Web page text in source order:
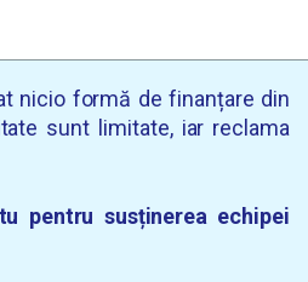
nicio formă de finanțare din
sunt limitate, iar reclama
pentru susținerea echipei